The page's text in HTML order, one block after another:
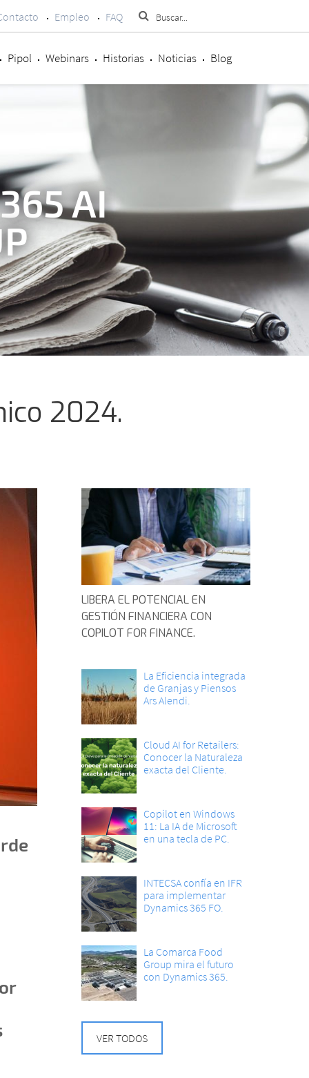
Empleo FAQ
Pipol Webinars Historias Noticias Blog
AI
2024.
LIBERA EL POTENCIAL EN
GESTIÓN FINANCIERA CON
COPILOT FOR FINANCE.
La Eficiencia integrada
de Granjas y Piensos
Ars Alendi.
Cloud AI for Retailers:
Conocer la Naturaleza
exacta del Cliente.
Copilot en Windows
11: La IA de Microsoft
en una tecla de PC.
INTECSA confía en IFR
para implementar
Dynamics 365 FO.
La Comarca Food
Group mira el futuro
con Dynamics 365.
VER TODOS